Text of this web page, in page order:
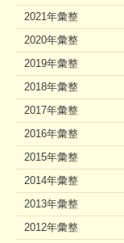
2021年彙整
2020年彙整
2019年彙整
2018年彙整
2017年彙整
2016年彙整
2015年彙整
2014年彙整
2013年彙整
2012年彙整